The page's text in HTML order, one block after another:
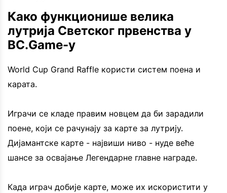
Како функционише велика
лутрија Светског првенства у
BC.Game-у
World Cup Grand Raffle користи систем поена и
карата.
Играчи се кладе правим новцем да би зарадили
поене, који се рачунају за карте за лутрију.
Дијамантске карте - највиши ниво - нуде веће
шансе за освајање Легендарне главне награде.
Када играч добије карте, може их искористити у